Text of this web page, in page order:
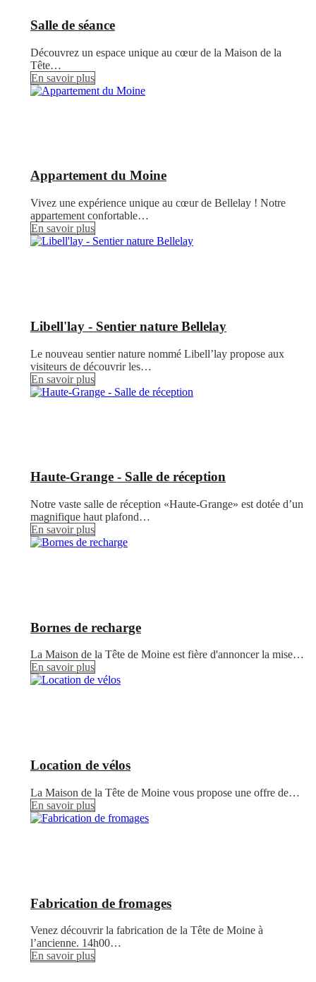
Salle de séance
Découvrez un espace unique au cœur de la Maison de la
Tête…
En savoir plus
Appartement du Moine
Vivez une expérience unique au cœur de Bellelay ! Notre
appartement confortable…
En savoir plus
Libell'lay - Sentier nature Bellelay
Le nouveau sentier nature nommé Libell’lay propose aux
visiteurs de découvrir les…
En savoir plus
Haute-Grange - Salle de réception
Notre vaste salle de réception «Haute-Grange» est dotée d’un
magnifique haut plafond…
En savoir plus
Bornes de recharge
La Maison de la Tête de Moine est fière d'annoncer la mise…
En savoir plus
Location de vélos
La Maison de la Tête de Moine vous propose une offre de…
En savoir plus
Fabrication de fromages
Venez découvrir la fabrication de la Tête de Moine à
l’ancienne. 14h00…
En savoir plus